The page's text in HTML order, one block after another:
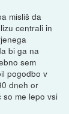
misliš da
centrali in
bi ga na
sem
pogodbo v
dneh or
so me lepo vsi